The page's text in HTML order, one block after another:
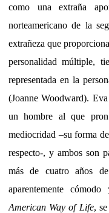
como una extraña
norteamericano de la
extrañeza que
personalidad múltiple,
representada en la
(Joanne Woodward).
un hombre al que
mediocridad –su forma
respecto-, y ambos son
más de cuatro años
aparentemente
American Way of Life,